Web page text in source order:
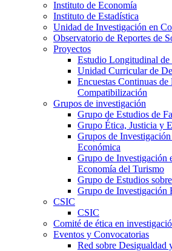
Instituto de Economía
Instituto de Estadística
Unidad de Investigación en
Observatorio de Reportes de
Proyectos
Estudio Longitudinal
Unidad Curricular de
Encuestas Continuas de
Compatibilización
Grupos de investigación
Grupo de Estudios de
Grupo Ética, Justicia y
Grupos de
Económica
Grupo de Investigación
Economía del Turismo
Grupo de Estudios
Grupo de Investigación
CSIC
CSIC
Comité de ética en
Eventos y Convocatorias
Red sobre Desigualdad